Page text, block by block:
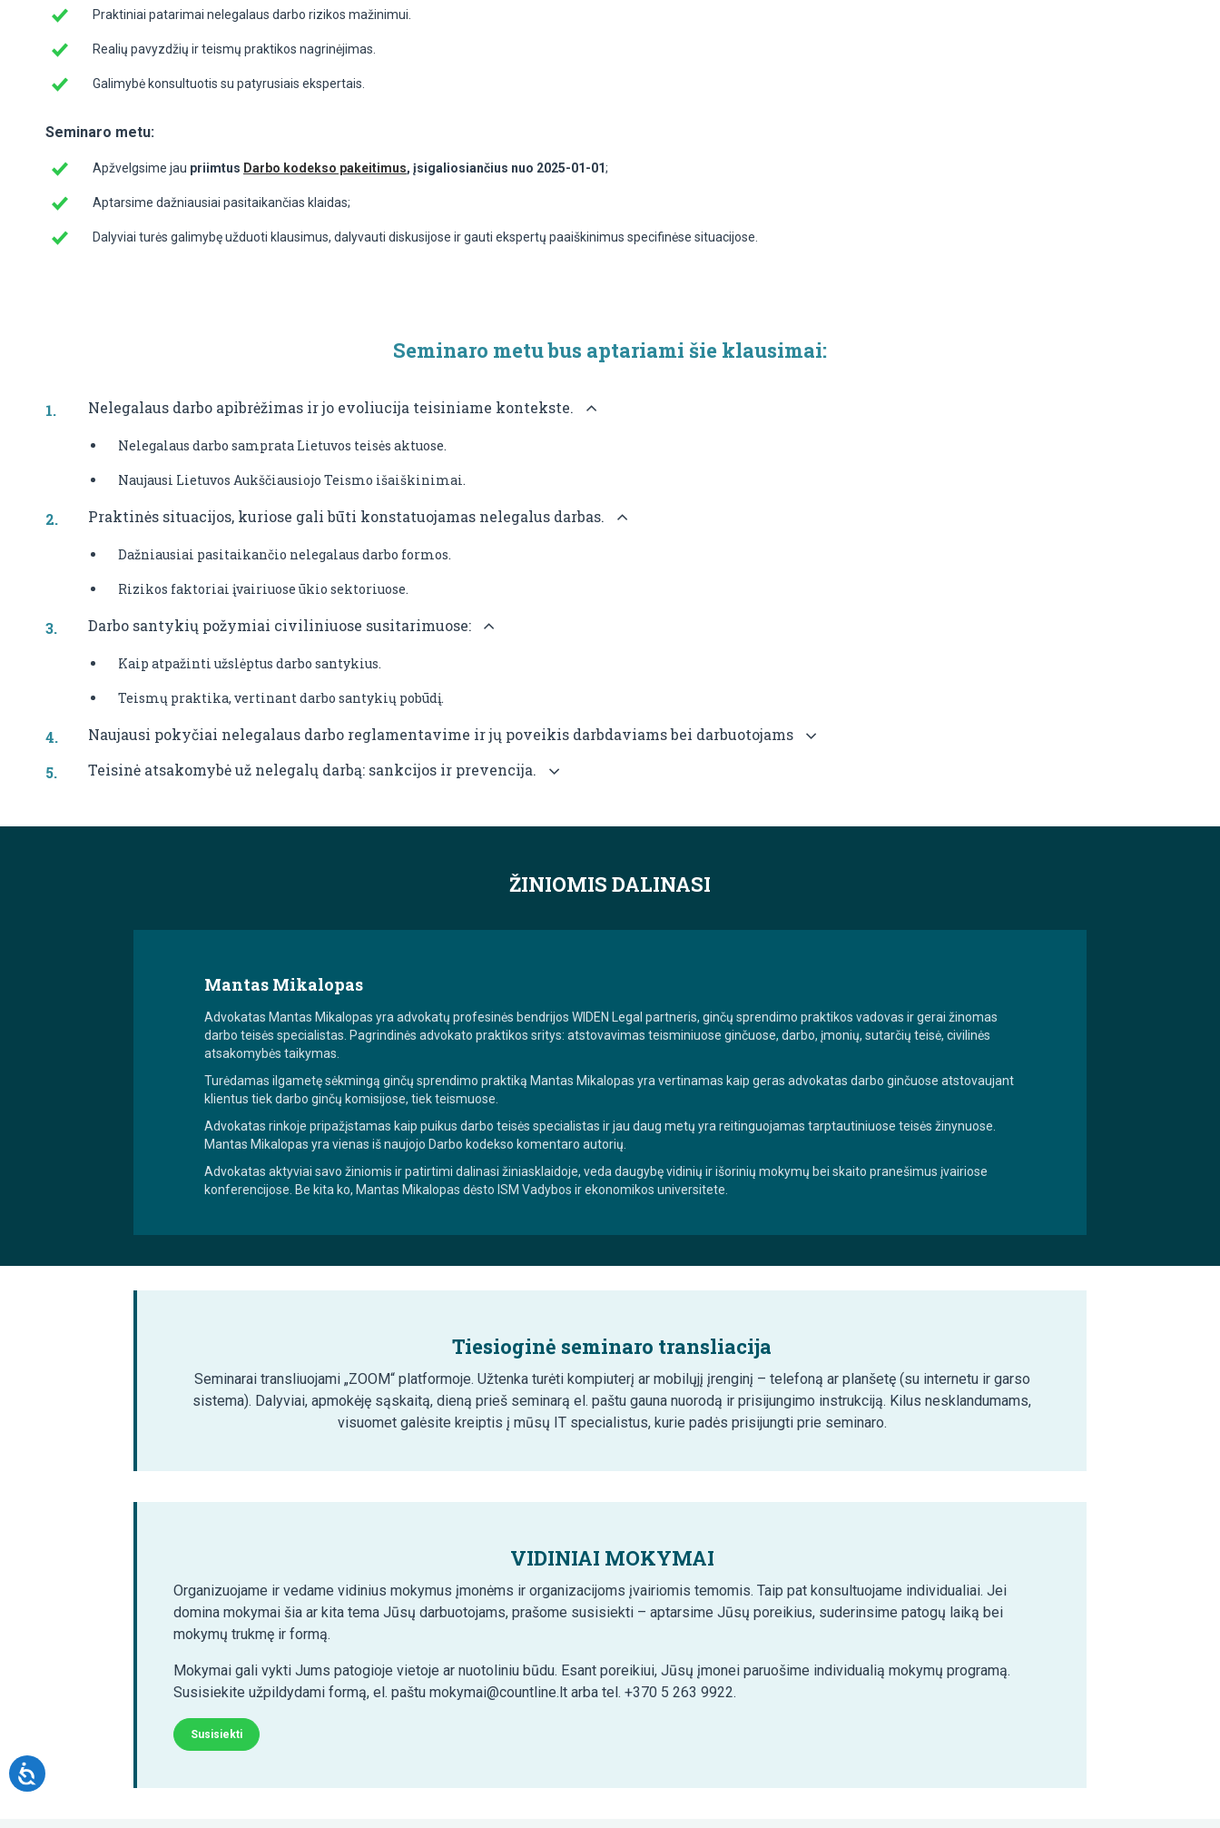
Praktiniai patarimai nelegalaus darbo rizikos mažinimui.
Realių pavyzdžių ir teismų praktikos nagrinėjimas.
Galimybė konsultuotis su patyrusiais ekspertais.
Seminaro metu:
Apžvelgsime jau priimtus Darbo kodekso pakeitimus, įsigaliosiančius nuo 2025-01-01;
Aptarsime dažniausiai pasitaikančias klaidas;
Dalyviai turės galimybę užduoti klausimus, dalyvauti diskusijose ir gauti ekspertų paaiškinimus specifinėse situacijose.
Seminaro metu bus aptariami šie klausimai:
Nelegalaus darbo apibrėžimas ir jo evoliucija teisiniame kontekste.
Nelegalaus darbo samprata Lietuvos teisės aktuose.
Naujausi Lietuvos Aukščiausiojo Teismo išaiškinimai.
Praktinės situacijos, kuriose gali būti konstatuojamas nelegalus darbas.
Dažniausiai pasitaikančio nelegalaus darbo formos.
Rizikos faktoriai įvairiuose ūkio sektoriuose.
Darbo santykių požymiai civiliniuose susitarimuose:
Kaip atpažinti užslėptus darbo santykius.
Teismų praktika, vertinant darbo santykių pobūdį.
Naujausi pokyčiai nelegalaus darbo reglamentavime ir jų poveikis darbdaviams bei darbuotojams
Teisinė atsakomybė už nelegalų darbą: sankcijos ir prevencija.
ŽINIOMIS DALINASI
Mantas Mikalopas
Advokatas Mantas Mikalopas yra advokatų profesinės bendrijos WIDEN Legal partneris, ginčų sprendimo praktikos vadovas ir gerai žinomas
darbo teisės specialistas. Pagrindinės advokato praktikos sritys: atstovavimas teisminiuose ginčuose, darbo, įmonių, sutarčių teisė, civilinės
atsakomybės taikymas.
Turėdamas ilgametę sėkmingą ginčų sprendimo praktiką Mantas Mikalopas yra vertinamas kaip geras advokatas darbo ginčuose atstovaujant
klientus tiek darbo ginčų komisijose, tiek teismuose.
Advokatas rinkoje pripažįstamas kaip puikus darbo teisės specialistas ir jau daug metų yra reitinguojamas tarptautiniuose teisės žinynuose.
Mantas Mikalopas yra vienas iš naujojo Darbo kodekso komentaro autorių.
Advokatas aktyviai savo žiniomis ir patirtimi dalinasi žiniasklaidoje, veda daugybę vidinių ir išorinių mokymų bei skaito pranešimus įvairiose
konferencijose. Be kita ko, Mantas Mikalopas dėsto ISM Vadybos ir ekonomikos universitete.
Tiesioginė seminaro transliacija
Seminarai transliuojami „ZOOM“ platformoje. Užtenka turėti kompiuterį ar mobilųjį įrenginį – telefoną ar planšetę (su internetu ir garso
sistema). Dalyviai, apmokėję sąskaitą, dieną prieš seminarą el. paštu gauna nuorodą ir prisijungimo instrukciją. Kilus nesklandumams,
visuomet galėsite kreiptis į mūsų IT specialistus, kurie padės prisijungti prie seminaro.
VIDINIAI MOKYMAI
Organizuojame ir vedame vidinius mokymus įmonėms ir organizacijoms įvairiomis temomis. Taip pat konsultuojame individualiai. Jei
domina mokymai šia ar kita tema Jūsų darbuotojams, prašome susisiekti – aptarsime Jūsų poreikius, suderinsime patogų laiką bei
mokymų trukmę ir formą.
Mokymai gali vykti Jums patogioje vietoje ar nuotoliniu būdu. Esant poreikiui, Jūsų įmonei paruošime individualią mokymų programą.
Susisiekite užpildydami formą, el. paštu mokymai@countline.lt arba tel. +370 5 263 9922.
Susisiekti